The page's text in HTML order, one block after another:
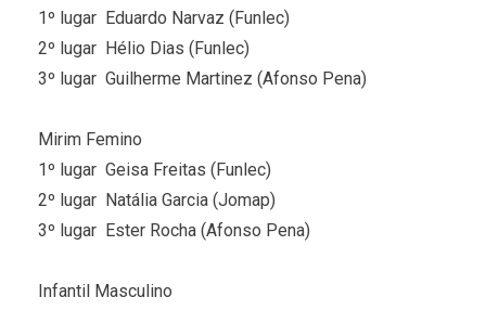
1º lugar  Eduardo Narvaz (Funlec)
2º lugar  Hélio Dias (Funlec)
3º lugar  Guilherme Martinez (Afonso Pena)
Mirim Femino
1º lugar  Geisa Freitas (Funlec)
2º lugar  Natália Garcia (Jomap)
3º lugar  Ester Rocha (Afonso Pena)
Infantil Masculino